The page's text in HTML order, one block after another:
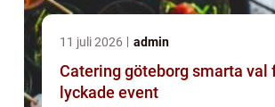
11 juli 2026 admin
Catering göteborg smarta val för
lyckade event